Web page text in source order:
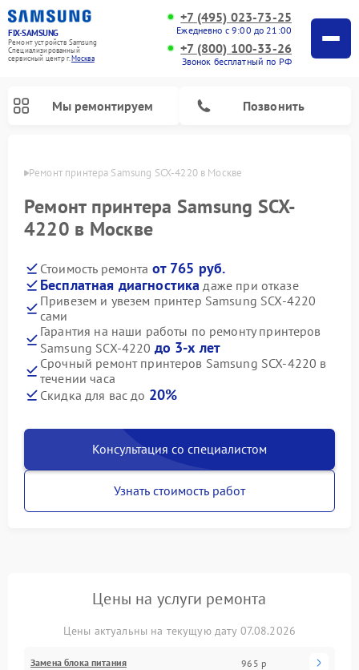
FIX-SAMSUNG
Ремонт устройств Samsung
Специализированный
cервисный центр г.Москва
+7 (495) 023-73-25
Ежедневно с 9:00 до 21:00
+7 (800) 100-33-26
Звонок бесплатный по РФ
Мы ремонтируем Позвонить
Ремонт принтера Samsung SCX-4220 в Москве
Ремонт принтера Samsung SCX-
4220 в Москве
Стоимость ремонта от 765 руб.
Бесплатная диагностика даже при отказе
Привезем и увезем принтер Samsung SCX-4220
сами
Гарантия на наши работы по ремонту принтеров
Samsung SCX-4220 до 3-х лет
Срочный ремонт принтеров Samsung SCX-4220 в
течении часа
Скидка для вас до 20%
Консультация со специалистом
Узнать стоимость работ
Цены на услуги ремонта
Цены актуальны на текущую дату 07.08.2026
Замена блока питания 965 р